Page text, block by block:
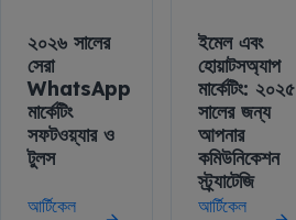
২০২৬ সালের
সেরা
WhatsApp
মার্কেটিং
সফটওয়্যার ও
টুলস
আর্টিকেল
ইমেল এবং
হোয়াটসঅ্যাপ
মার্কেটিং: ২০২৫
সালের জন্য
আপনার
কমিউনিকেশন
স্ট্র্যাটেজি
আর্টিকেল